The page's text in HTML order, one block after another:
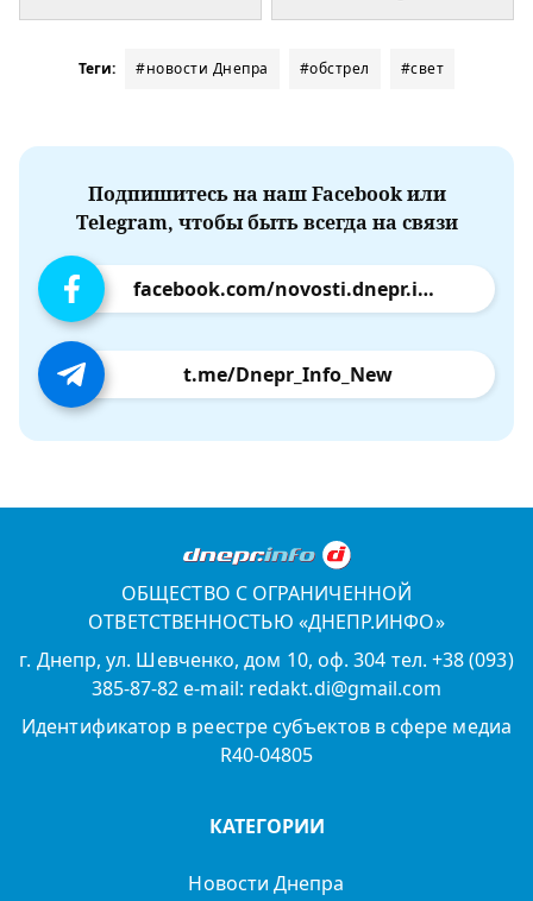
Теги: #новости Днепра #обстрел #свет
Подпишитесь на наш Facebook или
Telegram, чтобы быть всегда на связи
facebook.com/novosti.dnepr.info
t.me/Dnepr_Info_New
ОБЩЕСТВО С ОГРАНИЧЕННОЙ
ОТВЕТСТВЕННОСТЬЮ «ДНЕПР.ИНФО»
г. Днепр, ул. Шевченко, дом 10, оф. 304 тел. +38 (093)
385-87-82 e-mail: redakt.di@gmail.com
Идентификатор в реестре субъектов в сфере медиа
R40-04805
КАТЕГОРИИ
Новости Днепра